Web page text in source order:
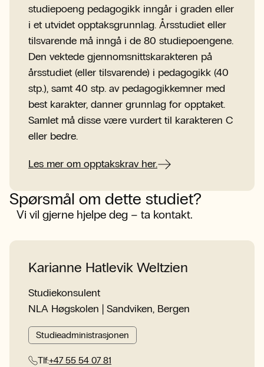
studiepoeng pedagogikk inngår i graden eller
i et utvidet opptaksgrunnlag. Årsstudiet eller
tilsvarende må inngå i de 80 studiepoengene.
Den vektede gjennomsnittskarakteren på
årsstudiet (eller tilsvarende) i pedagogikk (40
stp.), samt 40 stp. av pedagogikkemner med
best karakter, danner grunnlag for opptaket.
Samlet må disse være vurdert til karakteren C
eller bedre.
Les mer om opptakskrav her.
Spørsmål om dette studiet?
Vi vil gjerne hjelpe deg – ta kontakt.
Karianne Hatlevik Weltzien
Studiekonsulent
NLA Høgskolen | Sandviken, Bergen
Studieadministrasjonen
Tlf:+47 55 54 07 81